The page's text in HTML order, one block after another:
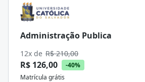
Administração Publica
12x de R$ 210,00
R$ 126,00
-40%
Matrícula grátis